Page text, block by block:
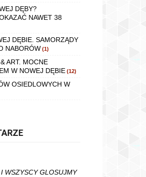
DĘBY?
NAWET 38
DĘBIE. SAMORZĄDY
NABORÓW (1)
ART. MOCNE
W NOWEJ DĘBIE (12)
OSIEDLOWYCH W
WSZYSCY GLOSUJMY